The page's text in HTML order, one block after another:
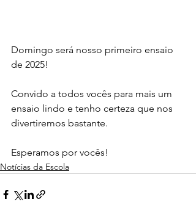
Domingo será nosso primeiro ensaio
de 2025!
Convido a todos vocês para mais um
ensaio lindo e tenho certeza que nos
divertiremos bastante.
Esperamos por vocês!
Notícias da Escola